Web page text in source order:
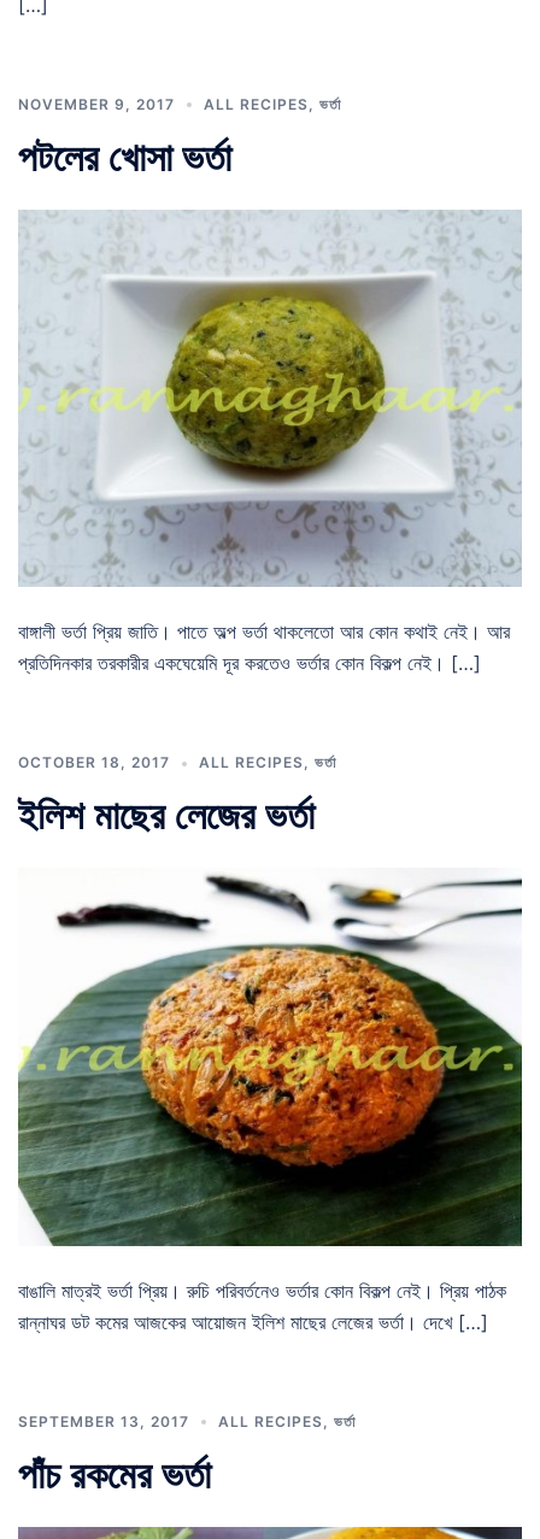
NOVEMBER 9, 2017 ALL RECIPES ভর্তা
পটলের খোসা ভর্তা
বাঙ্গালী ভর্তা প্রিয় জাতি। পাতে অল্প ভর্তা থাকলেতো আর কোন কথাই নেই। আর
প্রতিদিনকার তরকারীর একঘেয়েমি দূর করতেও ভর্তার কোন বিকল্প নেই। […]
OCTOBER 18, 2017 ALL RECIPES, ভর্তা
ইলিশ মাছের লেজের ভর্তা
বাঙালি মাত্রই ভর্তা প্রিয়। রুচি পরিবর্তনেও ভর্তার কোন বিকল্প নেই। প্রিয় পাঠক
রান্নাঘর ডট কমের আজকের আয়োজন ইলিশ মাছের লেজের ভর্তা। দেখে […]
SEPTEMBER 13, 2017 ALL RECIPES ভর্তা
পাঁচ রকমের ভর্তা